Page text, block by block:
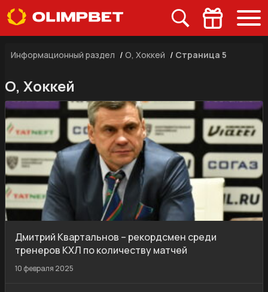
Информационный раздел / О, Хоккей / Страница 5
О, Хоккей
Дмитрий Квартальнов – рекордсмен среди
тренеров КХЛ по количеству матчей
10 февраля 2025